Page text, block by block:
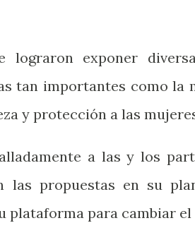
lograron exponer
tan importantes como la
y protección a las
a las y los
las propuestas en su
plataforma para cambiar el